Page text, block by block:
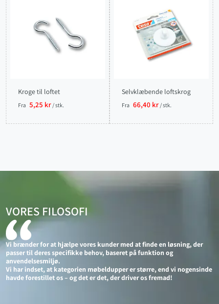
Kroge til loftet
Fra 5,25 kr / stk.
Selvklæbende loftskrog
Fra 66,40 kr / stk.
VORES FILOSOFI
Vi brænder for at hjælpe vores kunder med at finde en løsning, der
passer til deres specifikke behov, baseret på funktion og
anvendelsesmiljø.
Vi har indset, at kategorien møbeldupper er større, end vi nogensinde
havde forestillet os – og det er det, der driver os fremad!